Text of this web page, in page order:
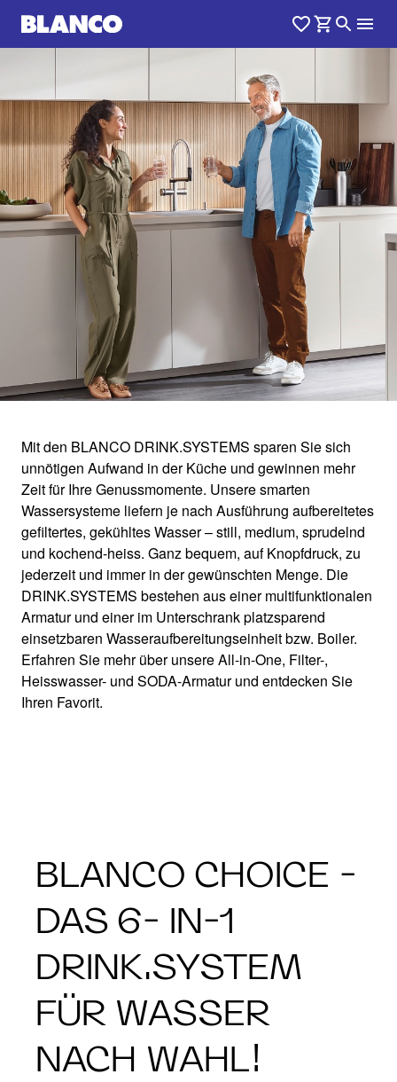
BLANCO
DRINK.SYSTEMS
Smarte Wassersysteme für Ihren
Küchenwasserplatz
/0
Mit den BLANCO DRINK.SYSTEMS sparen Sie sich
unnötigen Aufwand in der Küche und gewinnen mehr
Zeit für Ihre Genussmomente. Unsere smarten
Wassersysteme liefern je nach Ausführung aufbereitetes
gefiltertes, gekühltes Wasser – still, medium, sprudelnd
und kochend-heiss. Ganz bequem, auf Knopfdruck, zu
jederzeit und immer in der gewünschten Menge. Die
DRINK.SYSTEMS bestehen aus einer multifunktionalen
Armatur und einer im Unterschrank platzsparend
einsetzbaren Wasseraufbereitungseinheit bzw. Boiler.
Erfahren Sie mehr über unsere All-in-One, Filter-,
Heisswasser- und SODA-Armatur und entdecken Sie
Ihren Favorit.
BLANCO CHOICE -
DAS 6- IN-1
DRINK.SYSTEM
FÜR WASSER
NACH WAHL!